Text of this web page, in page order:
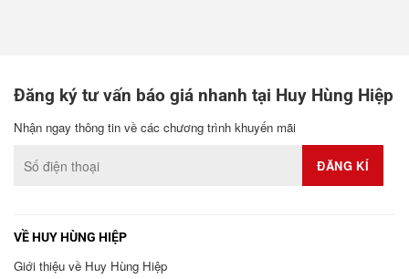
Đăng ký tư vấn báo giá nhanh tại Huy Hùng Hiệp
Nhận ngay thông tin về các chương trình khuyến mãi
VỀ HUY HÙNG HIỆP
Giới thiệu về Huy Hùng Hiệp